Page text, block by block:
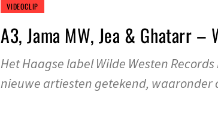
VIDEOCLIP
A3, Jama MW, Jea & Ghatarr –
Het Haagse label Wilde Westen
nieuwe artiesten getekend, waaronder